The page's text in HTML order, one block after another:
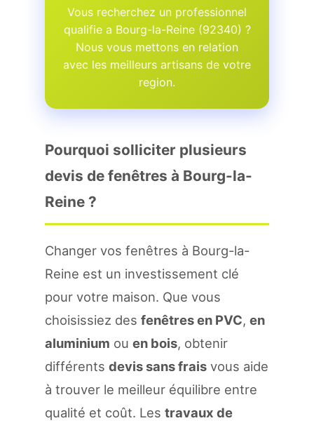
Vous recherchez un professionnel
qualifie a Bourg-la-Reine (92340) ?
Nous vous mettons en relation
avec les meilleurs artisans de votre
region.
Pourquoi solliciter plusieurs
devis de fenêtres à Bourg-la-
Reine ?
Changer vos fenêtres à Bourg-la-
Reine est un investissement clé
pour votre maison. Que vous
choisissiez des fenêtres en PVC, en
aluminium ou en bois, obtenir
différents devis sans frais vous aide
à trouver le meilleur équilibre entre
qualité et coût. Les travaux de